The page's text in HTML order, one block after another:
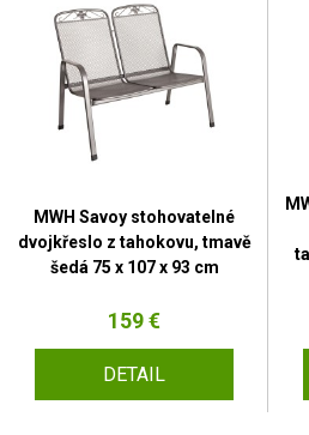
MWH Savoy stohovatelné
dvojkřeslo z tahokovu, tmavě
šedá 75 x 107 x 93 cm
159 €
DETAIL